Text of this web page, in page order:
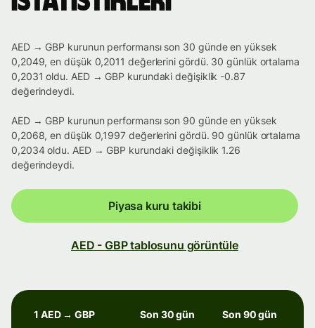
AED → GBP kurunun performansı son 30 günde en yüksek
0,2049, en düşük 0,2011 değerlerini gördü. 30 günlük ortalama
0,2031 oldu. AED → GBP kurundaki değişiklik -0.87
değerindeydi.
AED → GBP kurunun performansı son 90 günde en yüksek
0,2068, en düşük 0,1997 değerlerini gördü. 90 günlük ortalama
0,2034 oldu. AED → GBP kurundaki değişiklik 1.26
değerindeydi.
Piyasa kuru takibi
AED - GBP tablosunu görüntüle
1 AED → GBP Son 30 gün Son 90 gün